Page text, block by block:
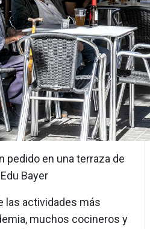
pedido en una terraza de
Bayer
las actividades más
muchos cocineros y